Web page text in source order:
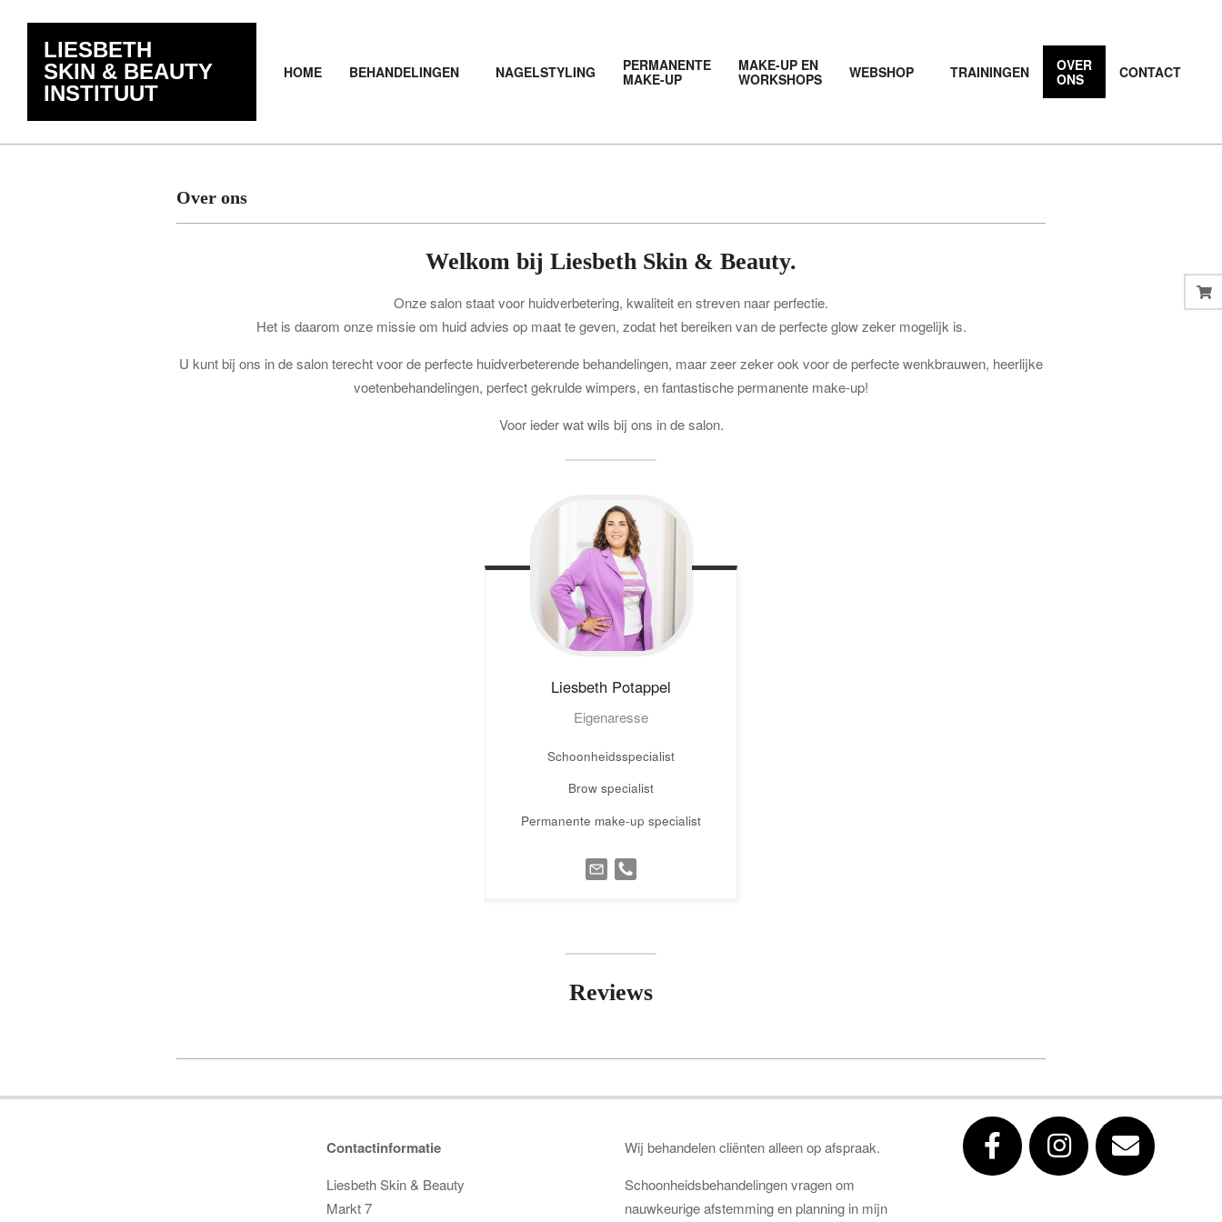
LIESBETH
SKIN & BEAUTY
INSTITUUT
HOME BEHANDELINGEN NAGELSTYLING
PERMANENTE
MAKE-UP
MAKE-UP EN
WORKSHOPS
WEBSHOP TRAININGEN
OVER
ONS
CONTACT
Over ons
Welkom bij Liesbeth Skin & Beauty.
Onze salon staat voor huidverbetering, kwaliteit en streven naar perfectie.
Het is daarom onze missie om huid advies op maat te geven, zodat het bereiken van de perfecte glow zeker mogelijk is.
U kunt bij ons in de salon terecht voor de perfecte huidverbeterende behandelingen, maar zeer zeker ook voor de perfecte wenkbrauwen, heerlijke
voetenbehandelingen, perfect gekrulde wimpers, en fantastische permanente make-up!
Voor ieder wat wils bij ons in de salon.
Liesbeth Potappel
Eigenaresse
Schoonheidsspecialist
Brow specialist
Permanente make-up specialist
Reviews
04-
Contactinformatie
Liesbeth Skin & Beauty
Markt 7
Wij behandelen cliënten alleen op afspraak.
Schoonheidsbehandelingen vragen om
nauwkeurige afstemming en planning in mijn